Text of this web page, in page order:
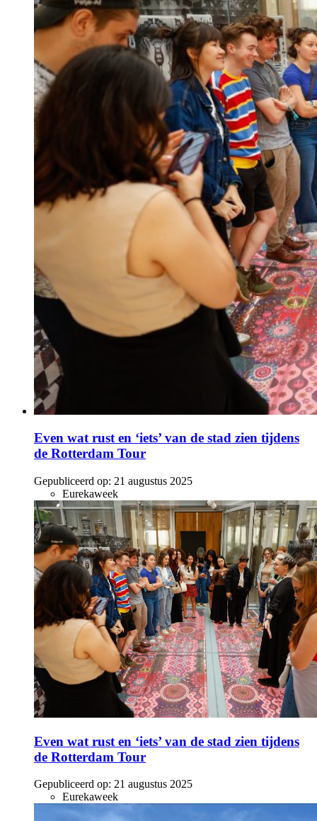
Even wat rust en ‘iets’ van de stad zien tijdens
de Rotterdam Tour
Gepubliceerd op: 21 augustus 2025
Eurekaweek
Even wat rust en ‘iets’ van de stad zien tijdens
de Rotterdam Tour
Gepubliceerd op: 21 augustus 2025
Eurekaweek